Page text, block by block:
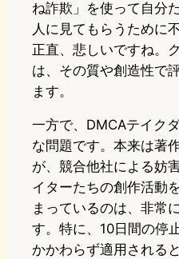
ね詐欺」を使って自分
人に見てもらうために
正直、悲しいですね。
は、その質や創造性で
ます。
一方で、DMCAテイク
な問題です。本来は著
が、競合他社による妨
イターたちの創作活動
まっているのは、非常
す。特に、10日間の停
かかわらず適用される